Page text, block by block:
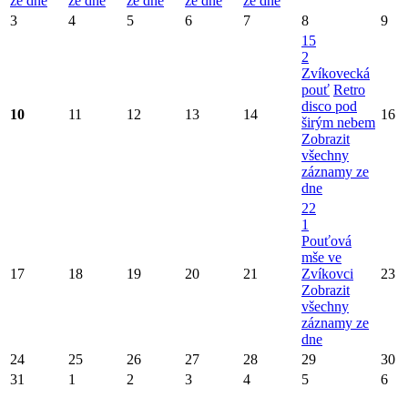
3
4 5 6 7 8 9
10 11 12 13 14
15
2
Zvíkovecká
pouť Retro
disco pod
širým nebem
Zobrazit
všechny
záznamy ze
dne
16
17 18 19 20 21
22
1
Pouťová
mše ve
Zvíkovci
Zobrazit
všechny
záznamy ze
dne
23
24 25 26 27 28 29
30
31
1 2 3 4 5 6